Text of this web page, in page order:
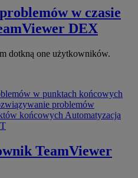
w czasie
DEX
dotkną one użytkowników.
w punktach końcowych
problemów
końcowych Automatyzacja
TeamViewer